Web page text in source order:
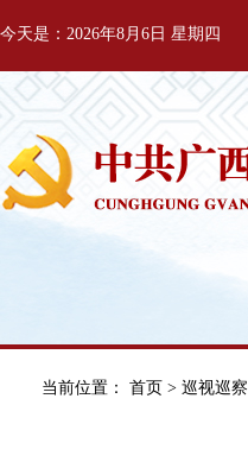
今天是：2026年8月6日 星期四
当前位置： 首页 > 巡视巡察